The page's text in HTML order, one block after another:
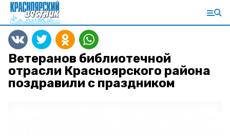
Ветеранов библиотечной
отрасли Красноярского района
поздравили с праздником